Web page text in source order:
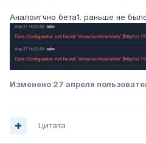
Аналоигчно бета1. раньше не
Изменено 27 апреля
Цитата